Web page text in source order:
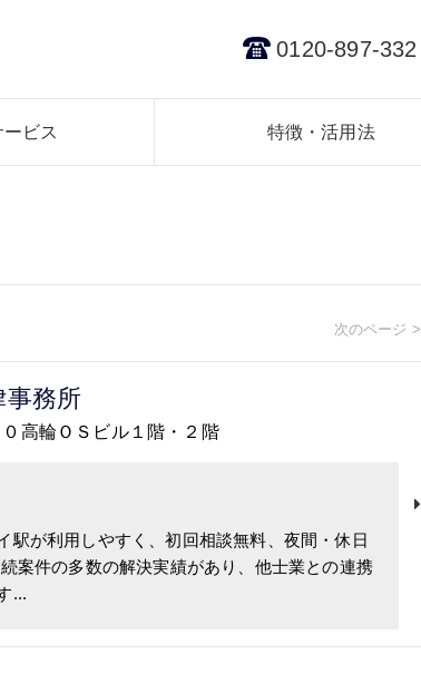
0120-897-332
ビス 特徴・活用法
次のページ >
事務所
高輪ＯＳビル１階・２階
駅が利用しやすく、初回相談無料、夜間・休日
案件の多数の解決実績があり、他士業との連携
...